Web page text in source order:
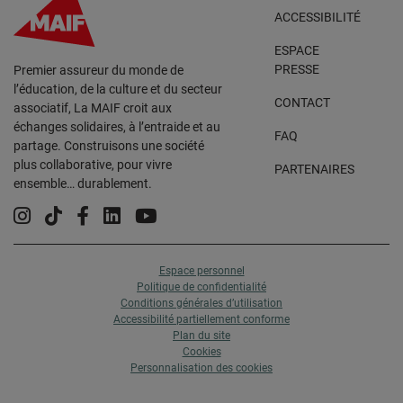
Premier assureur du monde de
l’éducation, de la culture et du secteur
associatif, La MAIF croit aux
échanges solidaires, à l’entraide et au
partage. Construisons une société
plus collaborative, pour vivre
ensemble… durablement.
ACCESSIBILITÉ
ESPACE
PRESSE
CONTACT
FAQ
PARTENAIRES
Instagram
TiktokFacebook
LinkedinYouTube
Espace personnel
Politique de confidentialité
Conditions générales d’utilisation
Accessibilité partiellement conforme
Plan du site
Cookies
Personnalisation des cookies